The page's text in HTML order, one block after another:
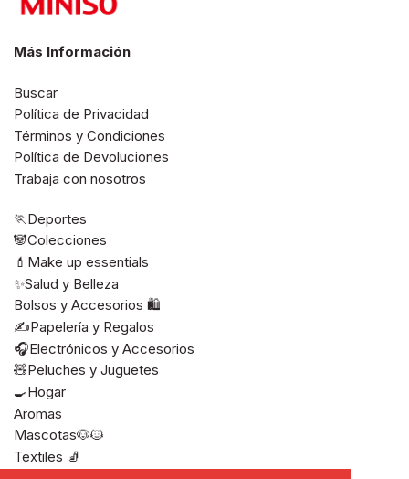
Más Información
Buscar
Política de Privacidad
Términos y Condiciones
Política de Devoluciones
Trabaja con nosotros
🏃Deportes
🐼Colecciones
💄Make up essentials
✨Salud y Belleza
Bolsos y Accesorios 🛍️
✍️Papelería y Regalos
🎧Electrónicos y Accesorios
🧸Peluches y Juguetes
🍳Hogar
Aromas
Mascotas🐶🐱
Textiles 🧦